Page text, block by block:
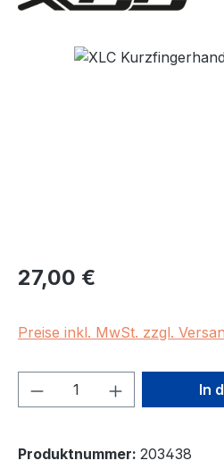
Bildergalerie überspringen
Regulärer Preis:
27,00 €
Preise inkl. MwSt. zzgl.
Produkt Anzahl: In
Produktnummer: 203438